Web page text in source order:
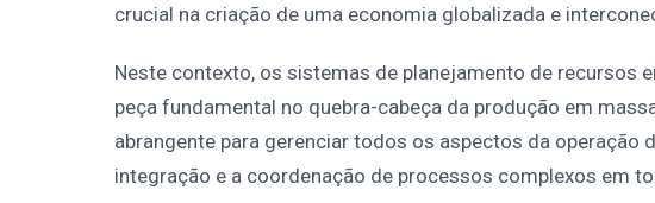
crucial na criação de uma economia globalizada e
Neste contexto, os sistemas de planejamento de recursos
peça fundamental no quebra-cabeça da produção em
abrangente para gerenciar todos os aspectos da operação
integração e a coordenação de processos complexos em